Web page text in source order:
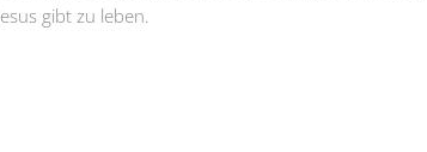
gibt zu leben.